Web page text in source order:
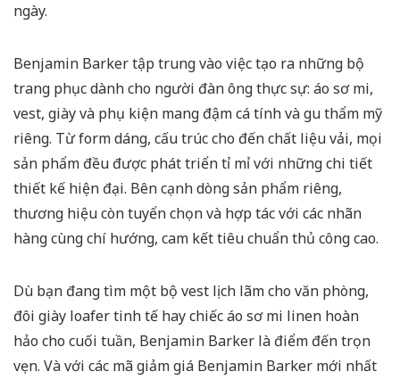
ngày.
Benjamin Barker tập trung vào việc tạo ra những bộ
trang phục dành cho người đàn ông thực sự: áo sơ mi,
vest, giày và phụ kiện mang đậm cá tính và gu thẩm mỹ
riêng. Từ form dáng, cấu trúc cho đến chất liệu vải, mọi
sản phẩm đều được phát triển tỉ mỉ với những chi tiết
thiết kế hiện đại. Bên cạnh dòng sản phẩm riêng,
thương hiệu còn tuyển chọn và hợp tác với các nhãn
hàng cùng chí hướng, cam kết tiêu chuẩn thủ công cao.
Dù bạn đang tìm một bộ vest lịch lãm cho văn phòng,
đôi giày loafer tinh tế hay chiếc áo sơ mi linen hoàn
hảo cho cuối tuần, Benjamin Barker là điểm đến trọn
vẹn. Và với các mã giảm giá Benjamin Barker mới nhất